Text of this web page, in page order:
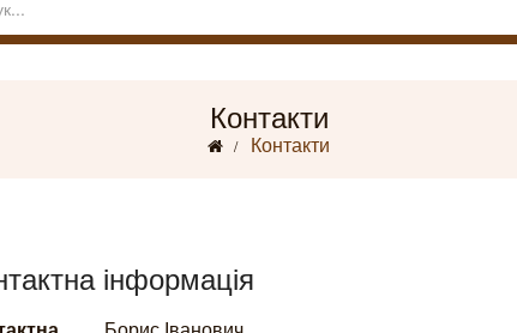
Контакти
Контакти
інформація